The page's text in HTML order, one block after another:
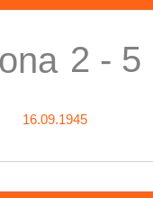
2 - 5
16.09.1945